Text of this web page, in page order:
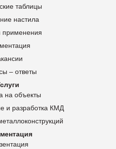
таблицы
настила
применения
– ответы
на объекты
и разработка КМД